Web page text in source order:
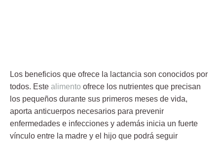
Los beneficios que ofrece la lactancia son conocidos por
todos. Este alimento ofrece los nutrientes que precisan
los pequeños durante sus primeros meses de vida,
aporta anticuerpos necesarios para prevenir
enfermedades e infecciones y además inicia un fuerte
vínculo entre la madre y el hijo que podrá seguir